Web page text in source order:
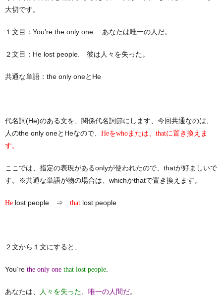
大切です。
１文目：You’re the only one. あなたは唯一の人だ。
２文目：He lost people. 彼は人々を失った。
共通な単語：the only oneとHe
代名詞(He)のある文を、関係代名詞節にします、今回共通なのは、
人のthe only oneとHeなので、 Heをwhoまたは、thatに置き換えま
す。
ここでは、指定の表現があるonlyが使われたので、thatが好ましいで
す。※共通な単語が物の場合は、whichかthatで置き換えます。
He lost people ⇒ that lost people
２文から１文にすると、
You’re the only one that lost people
あなたは、 人々を失った 唯一の人間だ。